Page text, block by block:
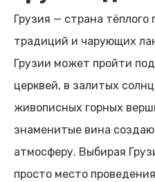
Грузия — страна тёплого
традиций и чарующих
Грузии может пройти
церквей, в залитых
живописных горных
знаменитые вина
атмосферу. Выбирая
просто место